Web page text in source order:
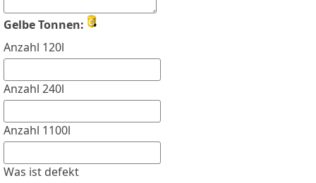
Gelbe Tonnen:
Anzahl 120l
Anzahl 240l
Anzahl 1100l
Was ist defekt